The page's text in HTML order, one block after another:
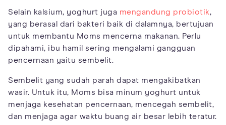
Selain kalsium, yoghurt juga mengandung probiotik,
yang berasal dari bakteri baik di dalamnya, bertujuan
untuk membantu Moms mencerna makanan. Perlu
dipahami, ibu hamil sering mengalami gangguan
pencernaan yaitu sembelit.
Sembelit yang sudah parah dapat mengakibatkan
wasir. Untuk itu, Moms bisa minum yoghurt untuk
menjaga kesehatan pencernaan, mencegah sembelit,
dan menjaga agar waktu buang air besar lebih teratur.